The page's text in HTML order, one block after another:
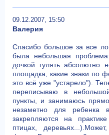
09.12.2007, 15:50
Валерия
Спасибо большое за все
была небольшая
дочкой гулять абсолютно
площадка, какие знаки по
это всё уже "устарело").
переписываю в
пункты, и занимаюсь
незаметно для
закрепляются на
птицах,